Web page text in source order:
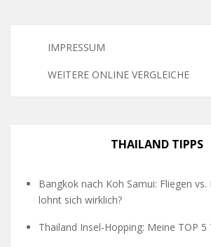
IMPRESSUM
WEITERE ONLINE VERGLEICHE
THAILAND TIPPS
Bangkok nach Koh Samui: Fliegen vs.
lohnt sich wirklich?
Thailand Insel-Hopping: Meine TOP 5